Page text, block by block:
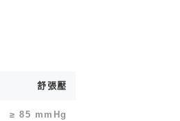
舒張壓
≥ 85 mmHg